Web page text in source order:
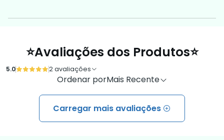
⭐Avaliações dos Produtos⭐
5.0 2 avaliações
Ordenar porMais Recente
Carregar mais avaliações